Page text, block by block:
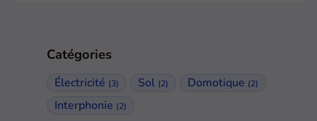
Catégories
Électricité (3) Sol (2) Domotique (2)
Interphonie (2)